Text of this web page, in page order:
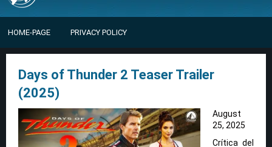
HOME-PAGE PRIVACY POLICY
Days of Thunder 2 Teaser Trailer
(2025)
August
25, 2025
Crítica del